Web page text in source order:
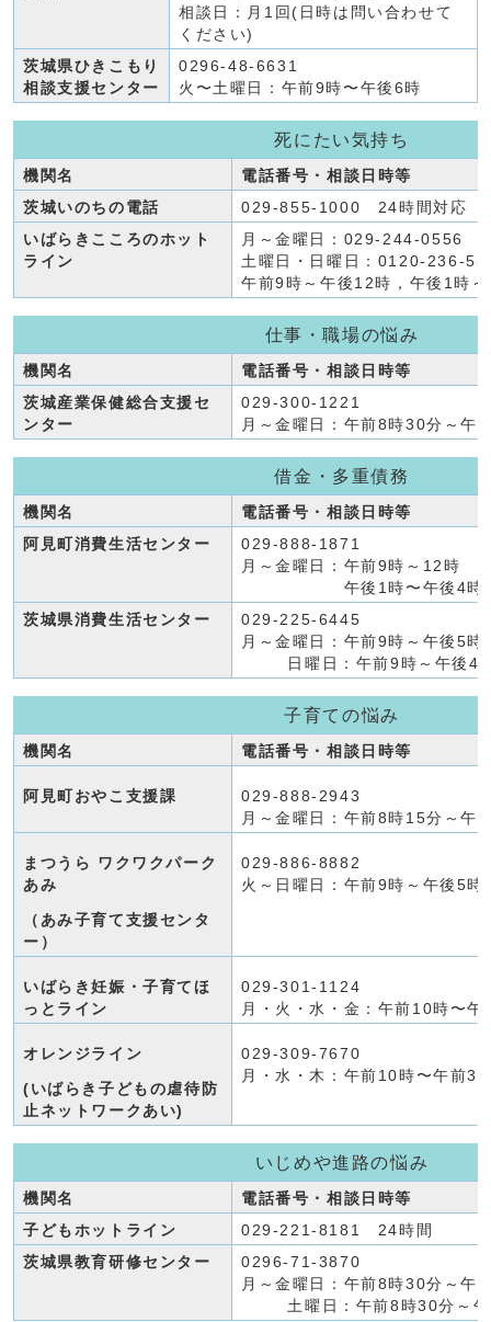
相談日：月1回(日時は問い合わせて
ください)
茨城県ひきこもり
相談支援センター
0296-48-6631
火〜土曜日：午前9時〜午後6時
死にたい気持ち
機関名
電話番号・相談日時等
茨城いのちの電話
029-855-1000 24時間対応
いばらきこころのホット
ライン
月～金曜日：029-244-0556
土曜日・日曜日：0120-236-
午前9時～午後12時，午後1時
仕事・職場の悩み
機関名
電話番号・相談日時等
茨城産業保健総合支援セ
ンター
029-300-1221
月～金曜日：午前8時30分～午
借金・多重債務
機関名
電話番号・相談日時等
阿見町消費生活センター
029-888-1871
月～金曜日：午前9時～12時
午後1時〜午後4時
茨城県消費生活センター
029-225-6445
月～金曜日：午前9時～午後5時
日曜日：午前9時～午後4
子育ての悩み
機関名 電話番号・相談日時等
阿見町おやこ支援課
029-888-2943
月～金曜日：午前8時15分～午
まつうら ワクワクパーク
あみ
（あみ子育て支援センタ
ー）
029-886-8882
火～日曜日：午前9時～午後5時
いばらき妊娠・子育てほ
っとライン
029-301-1124
月・火・水・金：午前10時〜午
オレンジライン
(いばらき子どもの虐待防
止ネットワークあい)
029-309-7670
月・水・木：午前10時〜午前3
いじめや進路の悩み
機関名
電話番号・相談日時等
子どもホットライン
029-221-8181 24時間
茨城県教育研修センター
0296-71-3870
月～金曜日：午前8時30分～午
土曜日：午前8時30分～午